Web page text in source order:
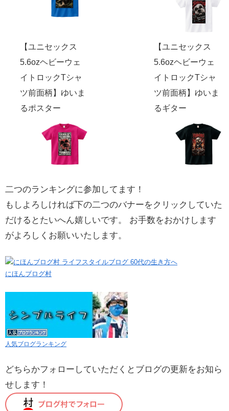
【ユニセックス
5.6ozヘビーウェ
イトロックTシャ
ツ前面柄】ゆいま
るポスター
【ユニセックス
5.6ozヘビーウェ
イトロックTシャ
ツ前面柄】ゆいま
るギター
二つのランキングに参加してます！
もしよろしければ下の二つのバナーをクリックしていた
だけるとたいへん嬉しいです。 お手数をおかけします
がよろしくお願いいたします。
にほんブログ村
人気ブログランキング
どちらかフォローしていただくとブログの更新をお知ら
せします！